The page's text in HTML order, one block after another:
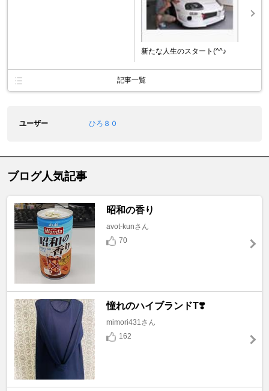
新たな人生のスタート(^^♪
記事一覧
ユーザー ひろ８０
ブログ人気記事
昭和の香り
avot-kunさん
70
憧れのハイブランドT❣️
mimori431さん
162